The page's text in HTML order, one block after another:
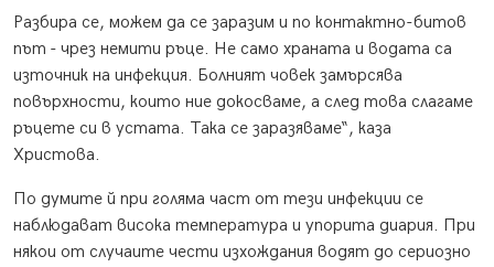
Разбира се, можем да се заразим и по контактно-битов
път - чрез немити ръце. Не само храната и водата са
източник на инфекция. Болният човек замърсява
повърхности, които ние докосваме, а след това слагаме
ръцете си в устата. Така се заразяваме“, каза
Христова.
По думите й при голяма част от тези инфекции се
наблюдават висока температура и упорита диария. При
някои от случаите чести изхождания водят до сериозно